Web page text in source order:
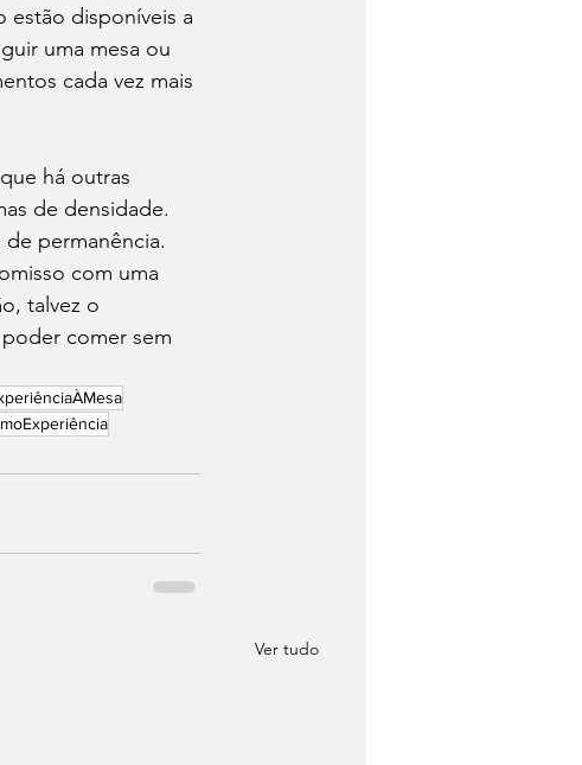
estão disponíveis a
uma mesa ou
cada vez mais
há outras
de densidade.
permanência.
com uma
talvez o
comer sem
Ver tudo